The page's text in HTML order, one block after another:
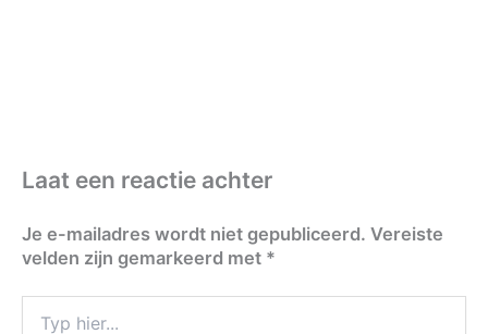
Laat een reactie achter
Je e-mailadres wordt niet gepubliceerd. Vereiste
velden zijn gemarkeerd met *
hier...